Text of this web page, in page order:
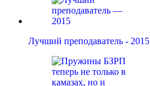
Лучший преподаватель - 2015